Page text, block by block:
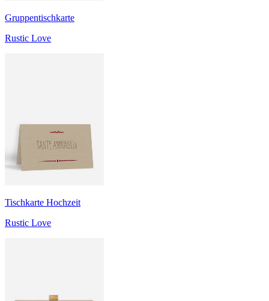
Gruppentischkarte
Rustic Love
Tischkarte Hochzeit
Rustic Love